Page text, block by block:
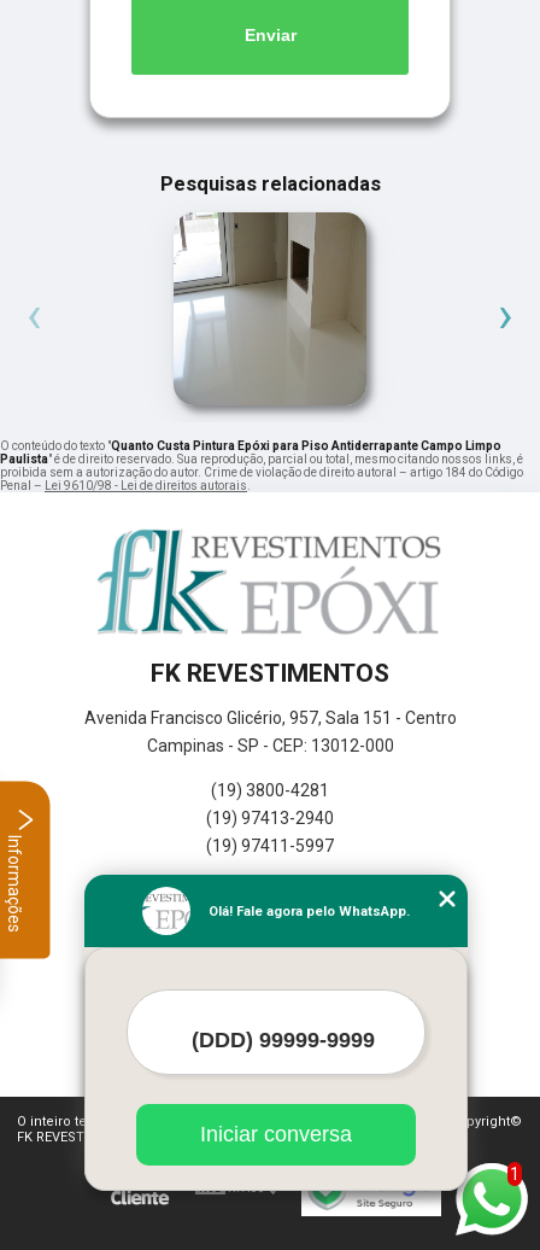
Enviar
Pesquisas relacionadas
‹ ›
O conteúdo do texto "Quanto Custa Pintura Epóxi para Piso Antiderrapante Campo Limpo
Paulista" é de direito reservado. Sua reprodução, parcial ou total, mesmo citando nossos links, é
proibida sem a autorização do autor. Crime de violação de direito autoral – artigo 184 do Código
Penal –
Lei 9610/98 - Lei de direitos autorais
FK REVESTIMENTOS
Avenida Francisco Glicério, 957, Sala 151 - Centro
Campinas - SP - CEP: 13012-000
(19) 3800-4281
(19) 97413-2940
(19) 97411-5997
Empresa
Missão
Mapa do site
Mais Serviços
O inteiro teor deste site está sujeito à proteção de direitos autorais. Copyright©
FK REVESTIMENTOS (Lei 9610 de 19/02/1998)
1
Olá! Fale agora pelo WhatsApp.
Iniciar conversa
Informações